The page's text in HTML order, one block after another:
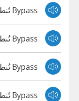
Bypass تُنطق Kimberly
Bypass تُنطق Salli
Bypass تُنطق Joey
Bypass تُنطق Justin